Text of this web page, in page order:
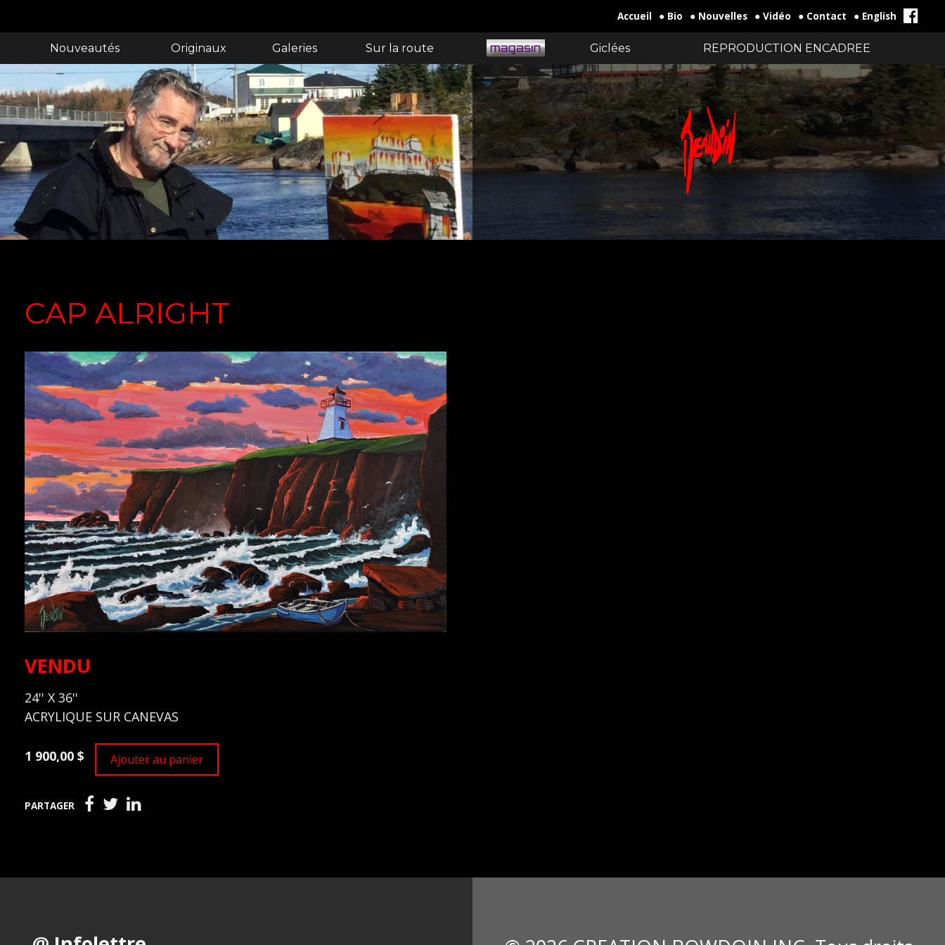
Accueil ● Bio ● Nouvelles ● Vidéo ● Contact ● English
Nouveautés Originaux Galeries Sur la route Giclées REPRODUCTION ENCADREE
CAP ALRIGHT
VENDU
24'' X 36''
ACRYLIQUE SUR CANEVAS
1 900,00 $ Ajouter au panier
PARTAGER